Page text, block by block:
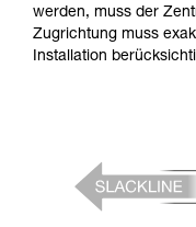
werden, muss der
Zugrichtung muss
Installation